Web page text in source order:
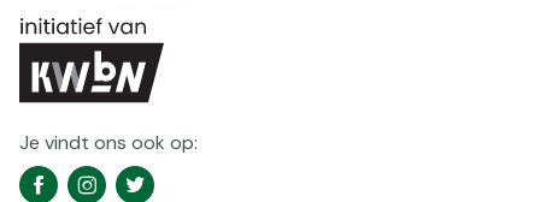
Je vindt ons ook op:
Social
FacebookInstagramTwitter